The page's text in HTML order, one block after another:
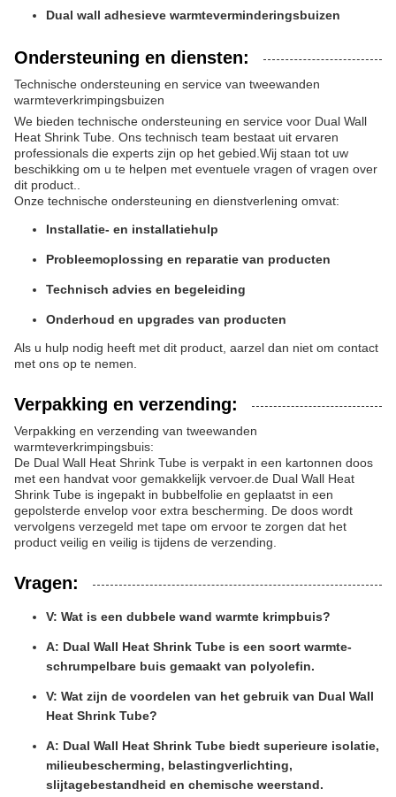
Dual wall adhesieve warmteverminderingsbuizen
Ondersteuning en diensten:
Technische ondersteuning en service van tweewanden
warmteverkrimpingsbuizen
We bieden technische ondersteuning en service voor Dual Wall
Heat Shrink Tube. Ons technisch team bestaat uit ervaren
professionals die experts zijn op het gebied.Wij staan tot uw
beschikking om u te helpen met eventuele vragen of vragen over
dit product..
Onze technische ondersteuning en dienstverlening omvat:
Installatie- en installatiehulp
Probleemoplossing en reparatie van producten
Technisch advies en begeleiding
Onderhoud en upgrades van producten
Als u hulp nodig heeft met dit product, aarzel dan niet om contact
met ons op te nemen.
Verpakking en verzending:
Verpakking en verzending van tweewanden
warmteverkrimpingsbuis:
De Dual Wall Heat Shrink Tube is verpakt in een kartonnen doos
met een handvat voor gemakkelijk vervoer.de Dual Wall Heat
Shrink Tube is ingepakt in bubbelfolie en geplaatst in een
gepolsterde envelop voor extra bescherming. De doos wordt
vervolgens verzegeld met tape om ervoor te zorgen dat het
product veilig en veilig is tijdens de verzending.
Vragen:
V: Wat is een dubbele wand warmte krimpbuis?
A: Dual Wall Heat Shrink Tube is een soort warmte-
schrumpelbare buis gemaakt van polyolefin.
V: Wat zijn de voordelen van het gebruik van Dual Wall
Heat Shrink Tube?
A: Dual Wall Heat Shrink Tube biedt superieure isolatie,
milieubescherming, belastingverlichting,
slijtagebestandheid en chemische weerstand.